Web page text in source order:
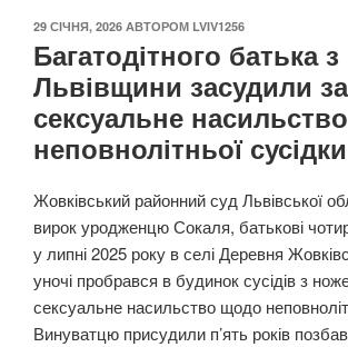
ОПУБЛІКОВАНО
29 СІЧНЯ, 2026 АВТОРОМ LVIV1256
Багатодітного батька з
Львівщини засудили за
сексуальне
неповнолітньої сусідки
Жовківський районний суд Львівської
вирок уродженцю Сокаля, батькові
у липні 2025 року в селі Деревня
уночі пробрався в будинок сусідів з
сексуальне насильство щодо
Винуватцю присудили п’ять років